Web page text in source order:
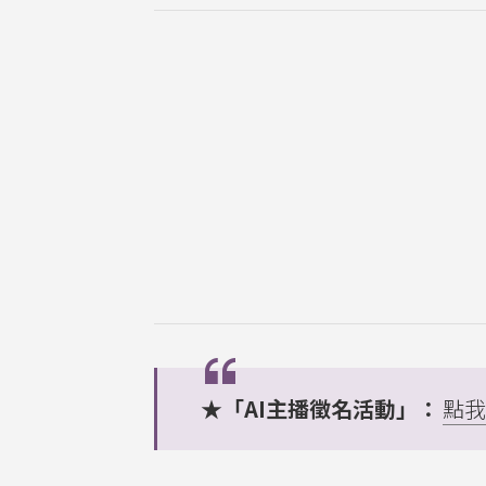
★「AI主播徵名活動」： 點